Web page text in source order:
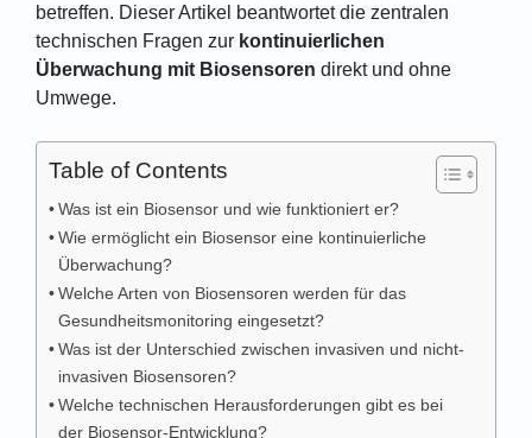
betreffen. Dieser Artikel beantwortet die zentralen
technischen Fragen zur kontinuierlichen
Überwachung mit Biosensoren direkt und ohne
Umwege.
Table of Contents
Was ist ein Biosensor und wie funktioniert er?
Wie ermöglicht ein Biosensor eine kontinuierliche
Überwachung?
Welche Arten von Biosensoren werden für das
Gesundheitsmonitoring eingesetzt?
Was ist der Unterschied zwischen invasiven und nicht-
invasiven Biosensoren?
Welche technischen Herausforderungen gibt es bei
der Biosensor-Entwicklung?